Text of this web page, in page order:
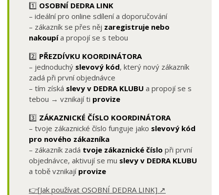
1️⃣ OSOBNÍ DEDRA LINK
– ideální pro online sdílení a doporučování
– zákazník se přes něj zaregistruje nebo
nakoupía propojí se s tebou
2️⃣ PŘEZDÍVKU KOORDINÁTORA
– jednoduchý slevový kód, který nový zákazník
zadá při první objednávce
– tím získá slevy v DEDRA KLUBU a propojí se s
tebou → vznikají ti provize
3️⃣ ZÁKAZNICKÉ ČÍSLO KOORDINÁTORA
– tvoje zákaznické číslo funguje jako slevový kód
pro nového zákazníka
– zákazník zadá tvoje zákaznické číslo při první
objednávce, aktivují se mu slevy v DEDRA KLUBU
a tobě vznikají provize
👉[Jak používat OSOBNÍ DEDRA LINK] ↗️